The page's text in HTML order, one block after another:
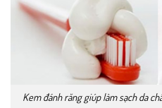
Kem đánh răng giúp làm sạch da